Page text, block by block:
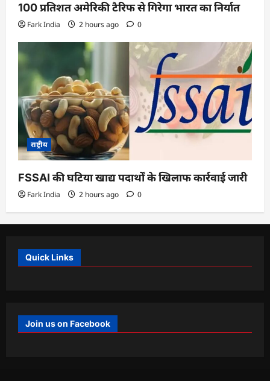
100 प्रतिशत अमेरिकी टैरिफ से गिरेगा भारत का निर्यात
Fark India 2 hours ago 0
राष्ट्रीय
FSSAI की घटिया खाद्य पदार्थों के खिलाफ कार्रवाई जारी
Fark India 2 hours ago 0
Quick Links
Join us on Facebook